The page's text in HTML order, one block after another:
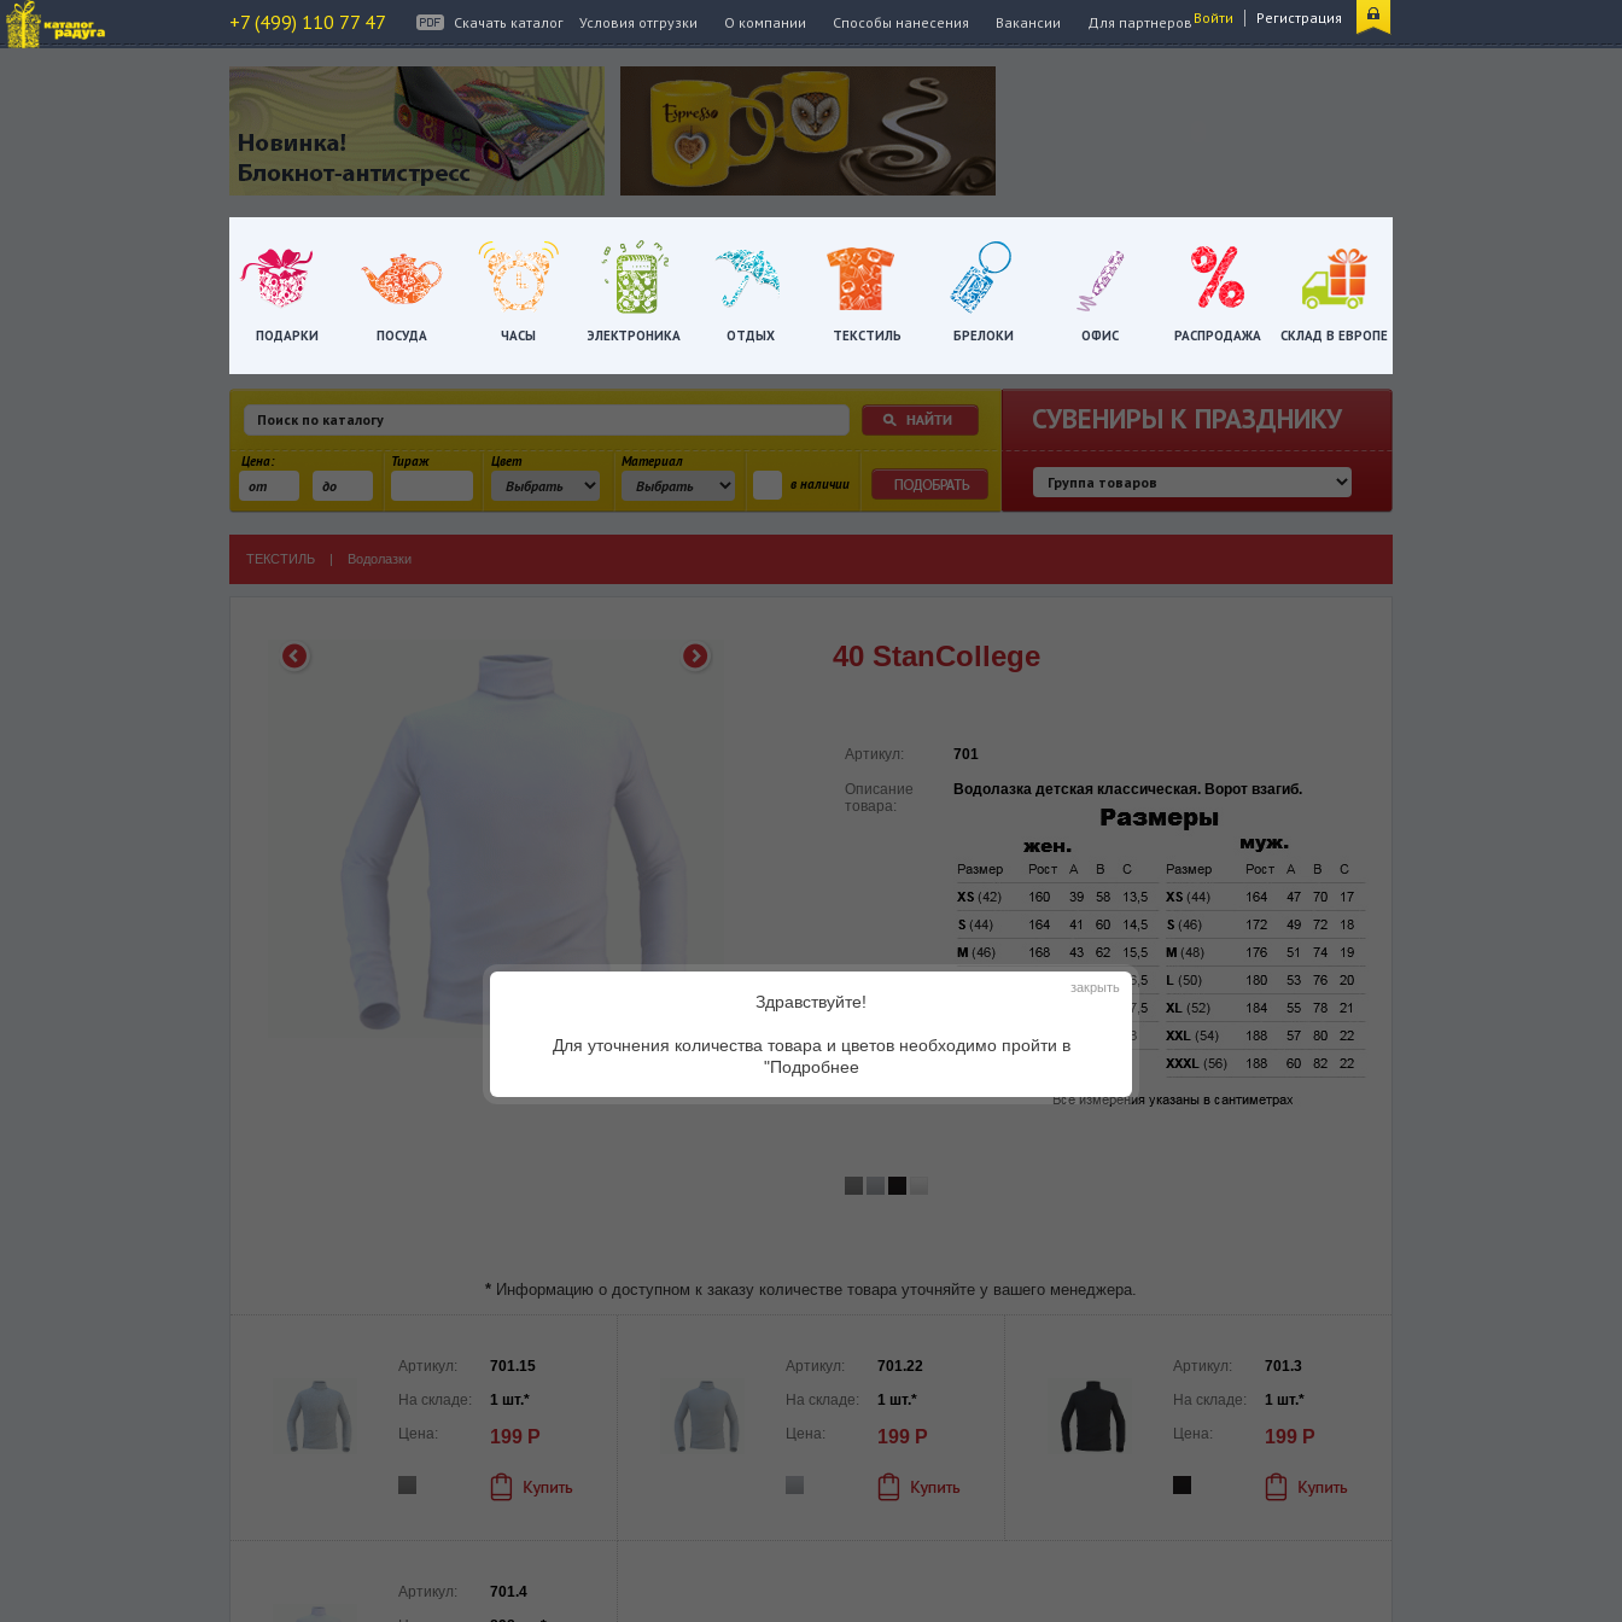
+7 (499) 110 77 47 Скачать каталог Условия отгрузки О компании Способы нанесения Вакансии Для партнеров Войти | Регистрация
ПОДАРКИ ПОСУДА ЧАСЫ ЭЛЕКТРОНИКА ОТДЫХ ТЕКСТИЛЬ БРЕЛОКИ ОФИС РАСПРОДАЖА СКЛАД В ЕВРОПЕ
Цена: Тираж Цвет
Материал
в наличии
СУВЕНИРЫ К ПРАЗДНИКУ
ТЕКСТИЛЬ | Водолазки
40 StanCollege
Артикул: 701
Описание
товара:
Водолазка детская классическая. Ворот взагиб.
* Информацию о доступном к заказу количестве товара уточняйте у вашего менеджера.
Артикул:
701.15
На складе:
1 шт.*
Цена:
199 Р
Артикул:
701.22
На складе:
1 шт.*
Цена:
199 Р
Артикул:
701.3
На складе:
1 шт.*
Цена:
199 Р
Артикул:
701.4
закрыть
Здравствуйте!
Для уточнения количества товара и цветов необходимо пройти в
"Подробнее